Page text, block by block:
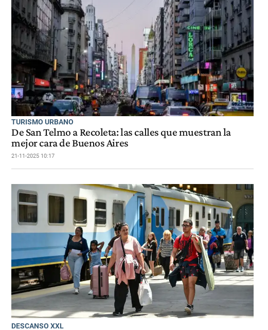
TURISMO URBANO
De San Telmo a Recoleta: las calles que muestran la
mejor cara de Buenos Aires
21-11-2025 10:17
DESCANSO XXL